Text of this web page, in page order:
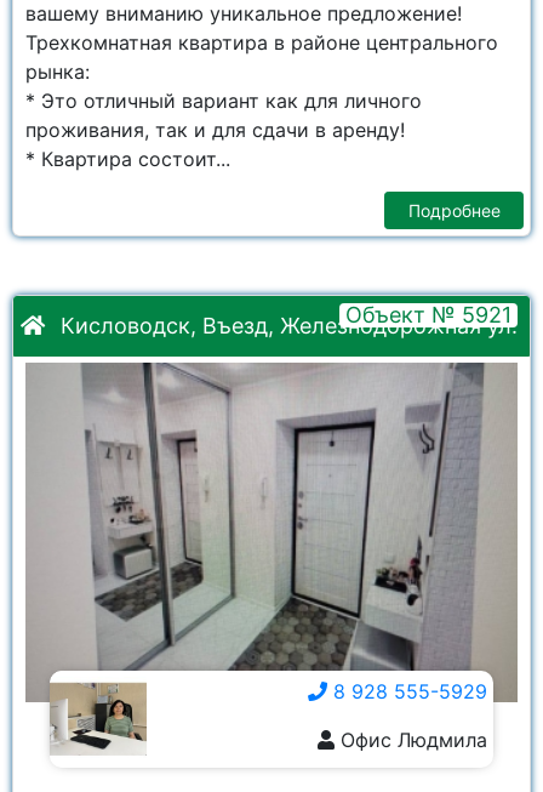
вашему вниманию уникальное предложение!
Трехкомнатная квартира в районе центрального
рынка:
* Это отличный вариант как для личного
проживания, так и для сдачи в аренду!
* Квартира состоит...
Подробнее
Кисловодск, Въезд, Железнодорожная ул.
Объект № 5921
8 928 555-5929
Офис Людмила